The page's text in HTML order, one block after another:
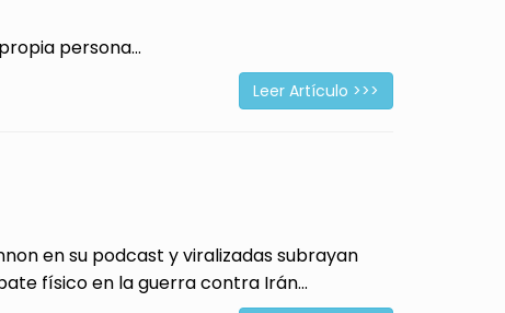
persona...
Leer Artículo >>>
en su podcast y viralizadas subrayan
físico en la guerra contra Irán...